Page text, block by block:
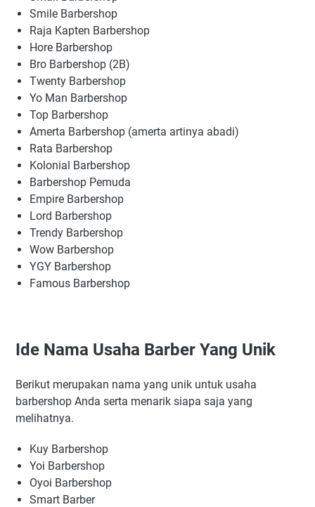
Smile Barbershop
Raja Kapten Barbershop
Hore Barbershop
Bro Barbershop (2B)
Twenty Barbershop
Yo Man Barbershop
Top Barbershop
Amerta Barbershop (amerta artinya abadi)
Rata Barbershop
Kolonial Barbershop
Barbershop Pemuda
Empire Barbershop
Lord Barbershop
Trendy Barbershop
Wow Barbershop
YGY Barbershop
Famous Barbershop
Ide Nama Usaha Barber Yang Unik
Berikut merupakan nama yang unik untuk usaha
barbershop Anda serta menarik siapa saja yang
melihatnya.
Kuy Barbershop
Yoi Barbershop
Oyoi Barbershop
Smart Barber